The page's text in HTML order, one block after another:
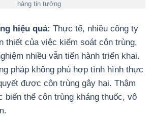
hàng tin tưởng
hiệu quả: Thực tế, nhiều công ty
thiết của việc kiểm soát côn trùng,
nhiều vẫn tiến hành triển khai.
pháp không phù hợp tình hình thực
đượccôn trùng gây hại. Thậm
biến thể côn trùng kháng thuốc, vô